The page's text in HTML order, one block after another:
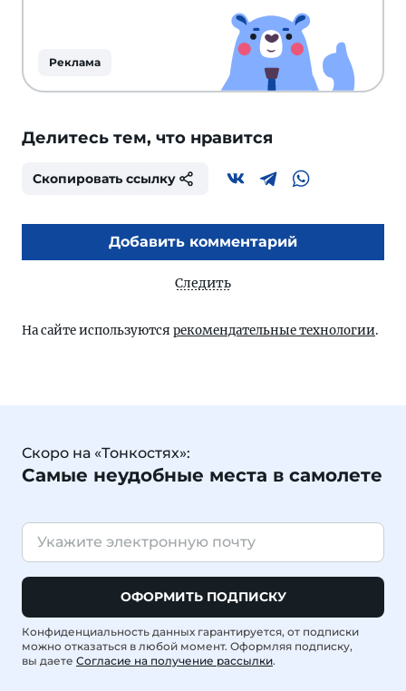
Реклама
Делитесь тем, что нравится
Скопировать ссылку
Добавить комментарий
Следить
На сайте используются рекомендательные технологии.
Скоро на «Тонкостях»:
Самые неудобные места в самолете
ОФОРМИТЬ ПОДПИСКУ
Конфиденциальность данных гарантируется, от подписки
можно отказаться в любой момент. Оформляя подписку,
вы даете Согласие на получение рассылки.